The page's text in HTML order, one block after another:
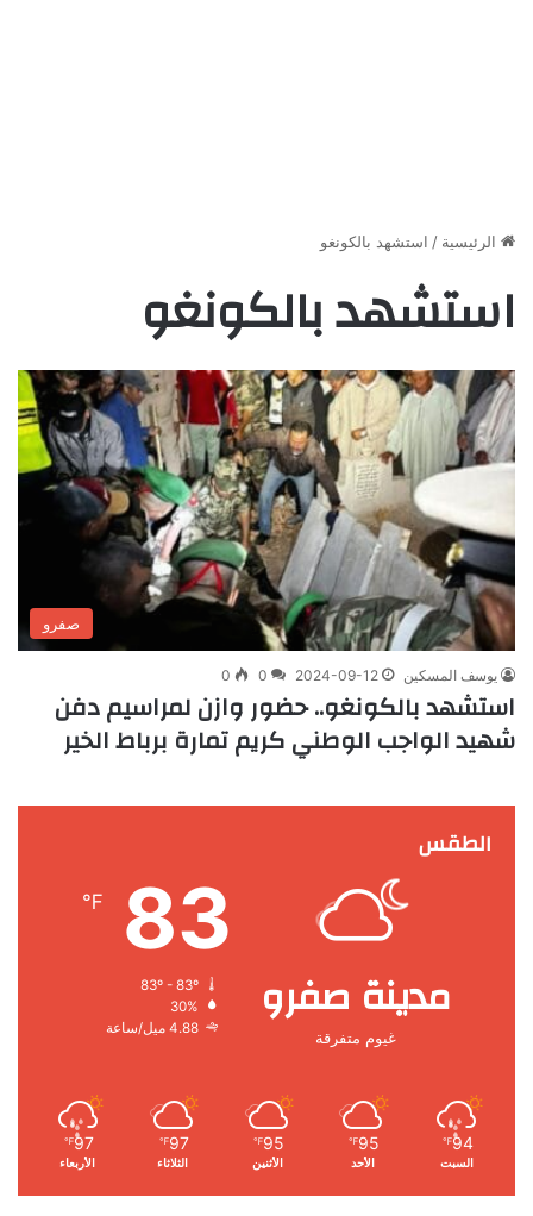
الرئيسية / استشهد بالكونغو
استشهد بالكونغو
صفرو
يوسف المسكين 2024-09-12
0
0
استشهد بالكونغو.. حضور وازن لمراسيم دفن
شهيد الواجب الوطني كريم تمارة برباط الخير
الطقس
مدينة صفرو
غيوم متفرقة
83
℉
30%
4.88 ميل/ساعة
94
℉
السبت
95
℉
الأحد
95
℉
الأثنين
97
℉
الثلاثاء
97
℉
الأربعاء